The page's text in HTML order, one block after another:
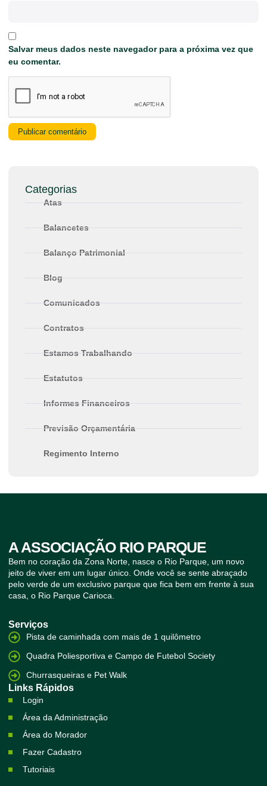
Salvar meus dados neste navegador para a próxima vez que
eu comentar.
Categorias
Atas
Balancetes
Balanço Patrimonial
Blog
Comunicados
Contratos
Estamos Trabalhando
Estatutos
Informes Financeiros
Previsão Orçamentária
Regimento Interno
A ASSOCIAÇÃO RIO PARQUE
Bem no coração da Zona Norte, nasce o Rio Parque, um novo
jeito de viver em um lugar único. Onde você se sente abraçado
pelo verde de um exclusivo parque que fica bem em frente à sua
casa, o Rio Parque Carioca.
Serviços
Pista de caminhada com mais de 1 quilômetro
Quadra Poliesportiva e Campo de Futebol Society
Churrasqueiras e Pet Walk
Links Rápidos
Login
Área da Administração
Área do Morador
Fazer Cadastro
Tutoriais